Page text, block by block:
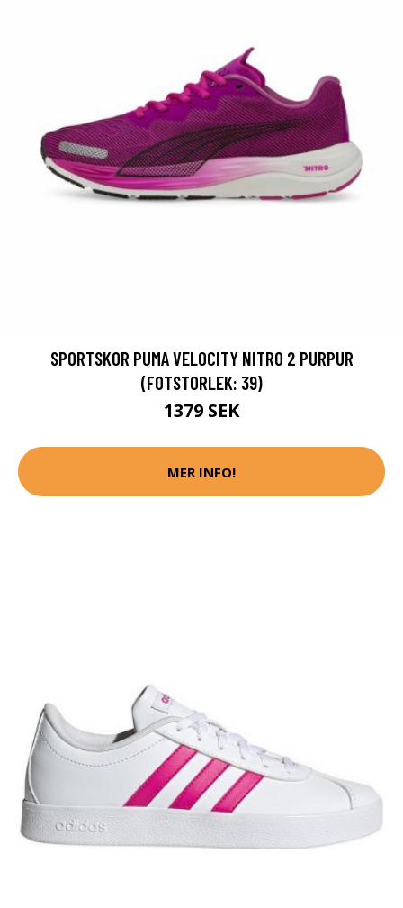
SPORTSKOR PUMA VELOCITY NITRO 2 PURPUR
(FOTSTORLEK: 39)
1379 SEK
MER INFO!